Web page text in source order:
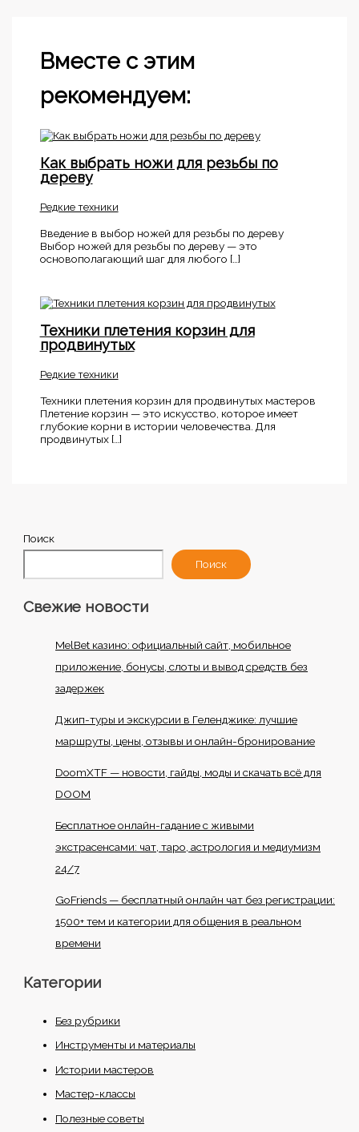
Вместе с этим
рекомендуем:
Как выбрать ножи для резьбы по
дереву
Редкие техники
Введение в выбор ножей для резьбы по дереву
Выбор ножей для резьбы по дереву — это
основополагающий шаг для любого […]
Техники плетения корзин для
продвинутых
Редкие техники
Техники плетения корзин для продвинутых мастеров
Плетение корзин — это искусство, которое имеет
глубокие корни в истории человечества. Для
продвинутых […]
Поиск
Поиск
Свежие новости
MelBet казино: официальный сайт, мобильное
приложение, бонусы, слоты и вывод средств без
задержек
Джип-туры и экскурсии в Геленджике: лучшие
маршруты, цены, отзывы и онлайн-бронирование
DoomXTF — новости, гайды, моды и скачать всё для
DOOM
Бесплатное онлайн-гадание с живыми
экстрасенсами: чат, таро, астрология и медиумизм
24/7
GoFriends — бесплатный онлайн чат без регистрации:
1500+ тем и категории для общения в реальном
времени
Категории
Без рубрики
Инструменты и материалы
Истории мастеров
Мастер-классы
Полезные советы